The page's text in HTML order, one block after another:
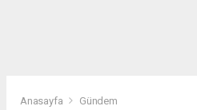
Anasayfa Gündem